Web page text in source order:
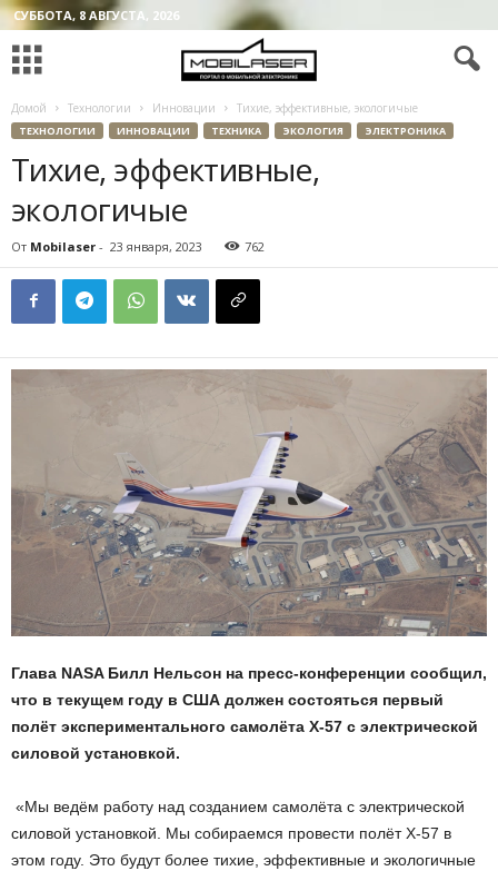
СУББОТА, 8 АВГУСТА, 2026
Домой Технологии Инновации Тихие, эффективные, экологичые
ТЕХНОЛОГИИ ИННОВАЦИИ ТЕХНИКА ЭКОЛОГИЯ ЭЛЕКТРОНИКА
Тихие, эффективные,
экологичые
От Mobilaser - 23 января, 2023 762
Глава NASA Билл Нельсон на пресс-конференции сообщил,
что в текущем году в США должен состояться первый
полёт экспериментального самолёта X-57 с электрической
силовой установкой.
«Мы ведём работу над созданием самолёта с электрической
силовой установкой. Мы собираемся провести полёт X-57 в
этом году. Это будут более тихие, эффективные и экологичные